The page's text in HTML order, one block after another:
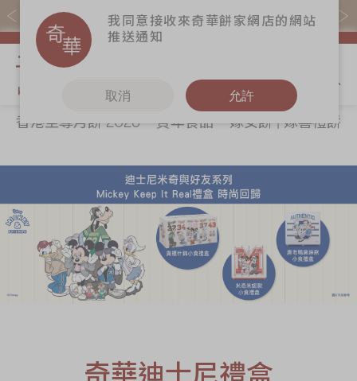
易賞錢會員憑推廣碼購買現貨產品可賺易賞錢($5=1分)
關於奇華
分店網絡
商務銷售
嫁喜須知
奇華網誌
奇華餅食
2026
賀年食品
嫁女餅 | 嫁喜禮
餅
手信禮品
節日時令食品
更多
奇華工作坊
奇華茶室
聯絡奇華
加入奇華
香港至尊月餅 2026 賀年食品
嫁女餅 | 嫁喜禮餅
奇華迪士尼禮盒
我同意接收來奇華餅家網店的網站
推送通知
取消 允許